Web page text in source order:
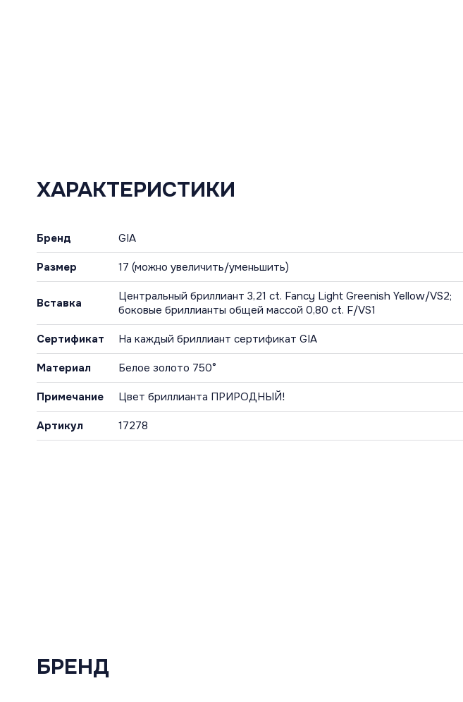
ХАРАКТЕРИСТИКИ
Бренд GIA
Размер 17 (можно увеличить/уменьшить)
Вставка
Центральный бриллиант 3,21 ct. Fancy Light Greenish Yellow/VS2;
боковые бриллианты общей массой 0,80 ct. F/VS1
Сертификат На каждый бриллиант сертификат GIA
Материал Белое золото 750°
Примечание Цвет бриллианта ПРИРОДНЫЙ!
Артикул 17278
БРЕНД